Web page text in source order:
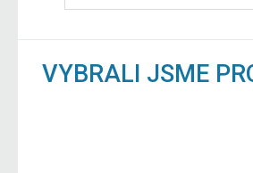
VYBRALI JSME